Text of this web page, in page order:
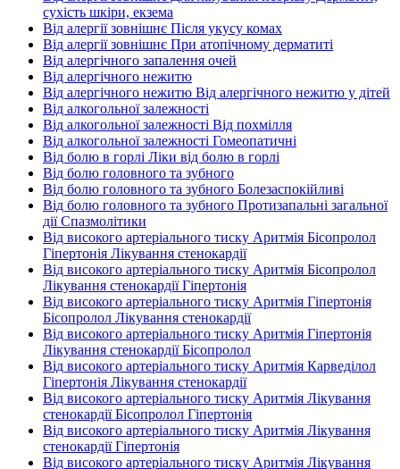
сухість шкіри, екзема
Від алергії зовнішнє Після укусу комах
Від алергії зовнішнє При атопічному дерматиті
Від алергічного запалення очей
Від алергічного нежитю
Від алергічного нежитю Від алергічного нежитю у дітей
Від алкогольної залежності
Від алкогольної залежності Від похмілля
Від алкогольної залежності Гомеопатичні
Від болю в горлі Ліки від болю в горлі
Від болю головного та зубного
Від болю головного та зубного Болезаспокійливі
Від болю головного та зубного Протизапальні загальної
дії Спазмолітики
Від високого артеріального тиску Аритмія Бісопролол
Гіпертонія Лікування стенокардії
Від високого артеріального тиску Аритмія Бісопролол
Лікування стенокардії Гіпертонія
Від високого артеріального тиску Аритмія Гіпертонія
Бісопролол Лікування стенокардії
Від високого артеріального тиску Аритмія Гіпертонія
Лікування стенокардії Бісопролол
Від високого артеріального тиску Аритмія Карведілол
Гіпертонія Лікування стенокардії
Від високого артеріального тиску Аритмія Лікування
стенокардії Бісопролол Гіпертонія
Від високого артеріального тиску Аритмія Лікування
стенокардії Гіпертонія
Від високого артеріального тиску Аритмія Лікування